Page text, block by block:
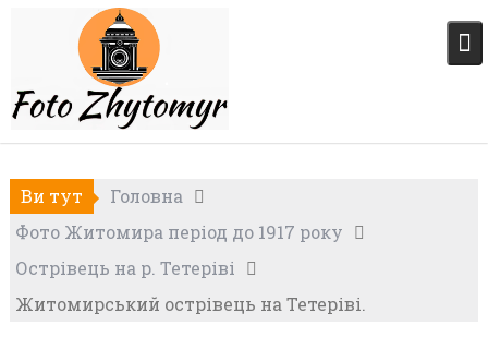
Ви тут
Головна
Фото Житомира період до 1917 року
Острівець на р. Тетеріві
Житомирський острівець на Тетеріві.